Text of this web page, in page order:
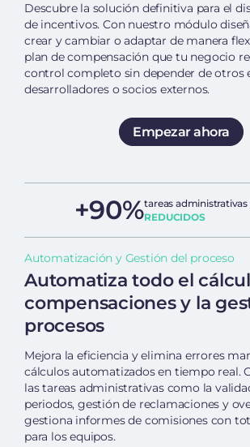
Descubre la solución definitiva para el
de incentivos. Con nuestro módulo
crear y cambiar o adaptar de manera
plan de compensación que tu negocio
control completo sin depender de otros
desarrolladores o socios externos.
Empezar ahora
+90%tareas administrativas
REDUCIDOS
Automatización y Gestión del proceso
Automatiza todo el
compensaciones y la
procesos
Mejora la eficiencia y elimina errores
cálculos automatizados en tiempo real.
las tareas administrativas como la
periodos, gestión de reclamaciones y
gestiona informes de comisiones con
para los equipos.